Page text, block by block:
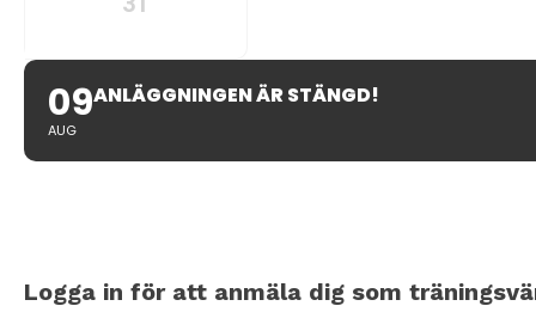
09
AUG
ANLÄGGNINGEN ÄR STÄNGD!
Logga in för att anmäla dig som